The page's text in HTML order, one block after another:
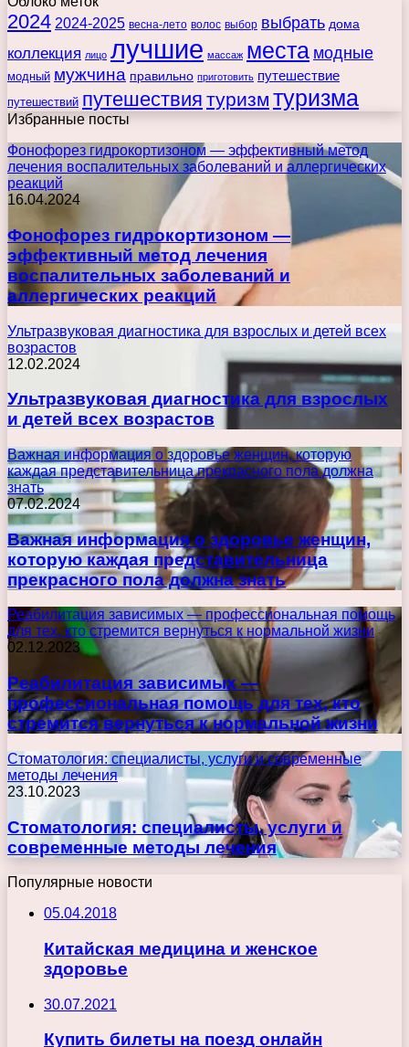
2024 2024-2025 весна-лето волос выбор выбрать дома
коллекция лицо лучшие массаж места модные
модный мужчина правильно приготовить путешествие
путешествий путешествия туризм туризма
Избранные посты
Фонофорез гидрокортизоном — эффективный метод
лечения воспалительных заболеваний и аллергических
реакций
16.04.2024
Фонофорез гидрокортизоном —
эффективный метод лечения
воспалительных заболеваний и
аллергических реакций
Ультразвуковая диагностика для взрослых и детей всех
возрастов
12.02.2024
Ультразвуковая диагностика для взрослых
и детей всех возрастов
Важная информация о здоровье женщин, которую
каждая представительница прекрасного пола должна
знать
07.02.2024
Важная информация о здоровье женщин,
которую каждая представительница
прекрасного пола должна знать
Реабилитация зависимых — профессиональная помощь
для тех, кто стремится вернуться к нормальной жизни
02.12.2023
Реабилитация зависимых —
профессиональная помощь для тех, кто
стремится вернуться к нормальной жизни
Стоматология: специалисты, услуги и современные
методы лечения
23.10.2023
Стоматология: специалисты, услуги и
современные методы лечения
Популярные новости
05.04.2018
Китайская медицина и женское
здоровье
30.07.2021
Купить билеты на поезд онлайн